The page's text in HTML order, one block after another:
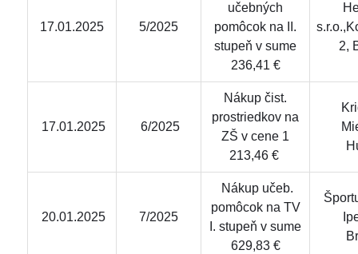
17.01.2025 5/2025
učebných
pomôcok na II.
stupeň v sume
236,41 €
2,
17.01.2025 6/2025
Nákup čist.
prostriedkov na
ZŠ v cene 1
213,46 €
20.01.2025 7/2025
Nákup učeb.
pomôcok na TV
I. stupeň v sume
629,83 €